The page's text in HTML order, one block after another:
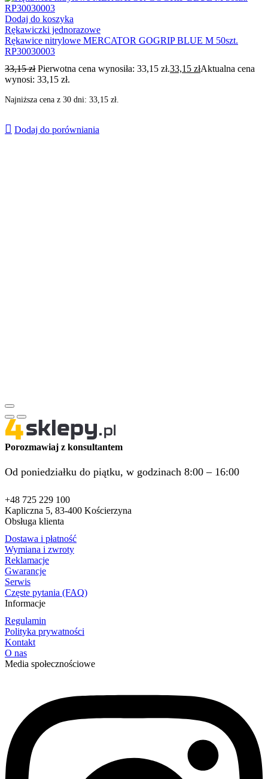
Dodaj do koszyka
Rękawiczki jednorazowe
Rękawice nitrylowe MERCATOR GOGRIP BLUE M 50szt.
RP30030003
33,15zł Pierwotna cena wynosiła: 33,15 zł.33,15 złAktualna cena
wynosi: 33,15 zł.
Najniższa cena z 30 dni: 33,15 zł
Dodaj do porówniania
Porozmawiaj z konsultantem
Od poniedziałku do piątku, w godzinach 8:00 – 16:00
+48 725 229 100
Kapliczna 5, 83-400 Kościerzyna
Obsługa klienta
Dostawa i płatność
Wymiana i zwroty
Reklamacje
Gwarancje
Serwis
Częste pytania (FAQ)
Informacje
Regulamin
Polityka prywatności
Kontakt
O nas
Media społecznościowe